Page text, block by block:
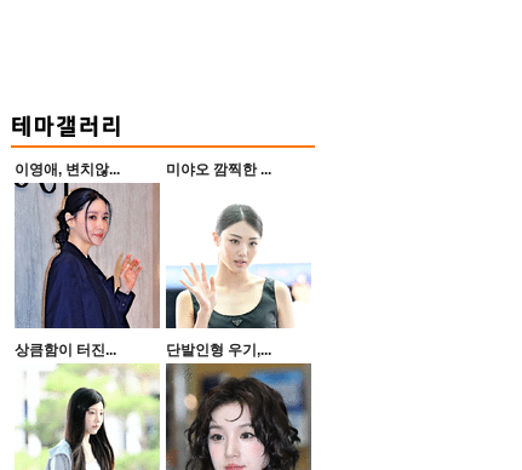
이영애, 변치않... 미야오 깜찍한 ...
상큼함이 터진... 단발인형 우기,...